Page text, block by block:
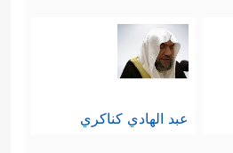
﴿إِنَّا نَحۡنُ نَزَّلۡنَا عَلَیۡكَ ٱلۡقُرۡءَانَ
لِحُكۡمِ رَبِّكَ وَلَا تُطِعۡ مِنۡهُمۡ
عبد الهادي كناكري